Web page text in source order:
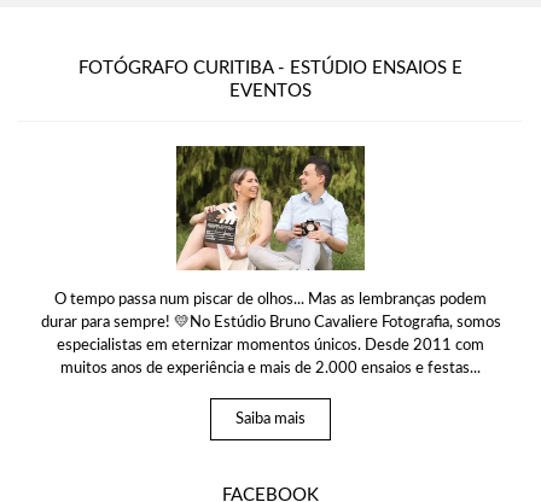
FOTÓGRAFO CURITIBA - ESTÚDIO ENSAIOS E
EVENTOS
O tempo passa num piscar de olhos... Mas as lembranças podem
durar para sempre! 💛No Estúdio Bruno Cavaliere Fotografia, somos
especialistas em eternizar momentos únicos. Desde 2011 com
muitos anos de experiência e mais de 2.000 ensaios e festas...
Saiba mais
FACEBOOK